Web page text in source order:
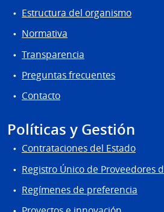
Estructura del organismo
Normativa
Transparencia
Preguntas frecuentes
Contacto
Políticas y Gestión
Contrataciones del Estado
Registro Único de Proveedores
Regímenes de preferencia